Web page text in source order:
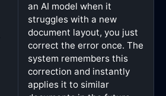
an AI model when it
struggles with a new
document layout, you just
correct the error once. The
system remembers this
correction and instantly
applies it to similar